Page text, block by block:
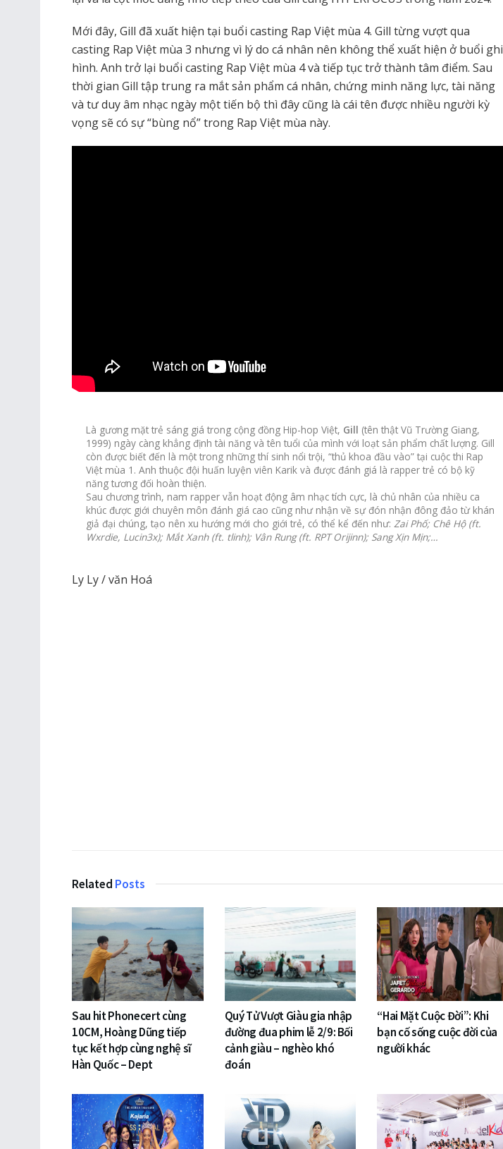
Mới đây, Gill đã xuất hiện tại buổi casting Rap Việt mùa 4. Gill từng vượt qua
casting Rap Việt mùa 3 nhưng vì lý do cá nhân nên không thể xuất hiện ở buổi ghi
hình. Anh trở lại buổi casting Rap Việt mùa 4 và tiếp tục trở thành tâm điểm. Sau
thời gian Gill tập trung ra mắt sản phẩm cá nhân, chứng minh năng lực, tài năng
và tư duy âm nhạc ngày một tiến bộ thì đây cũng là cái tên được nhiều người kỳ
vọng sẽ có sự “bùng nổ” trong Rap Việt mùa này.
Là gương mặt trẻ sáng giá trong cộng đồng Hip-hop Việt, Gill (tên thật Vũ Trường Giang,
1999) ngày càng khẳng định tài năng và tên tuổi của mình với loạt sản phẩm chất lượng. Gill
còn được biết đến là một trong những thí sinh nổi trội, “thủ khoa đầu vào” tại cuộc thi Rap
Việt mùa 1. Anh thuộc đội huấn luyện viên Karik và được đánh giá là rapper trẻ có bộ kỹ
năng tương đối hoàn thiện.
Sau chương trình, nam rapper vẫn hoạt động âm nhạc tích cực, là chủ nhân của nhiều ca
khúc được giới chuyên môn đánh giá cao cũng như nhận về sự đón nhận đông đảo từ khán
giả đại chúng, tạo nên xu hướng mới cho giới trẻ, có thể kể đến như: Zai Phố; Chê Hộ (ft.
Wxrdie, Lucin3x); Mắt Xanh (ft. tlinh); Vân Rung (ft. RPT Orijinn); Sang Xịn Mịn;…
Ly Ly / văn Hoá
Related Posts
Sau hit Phonecert cùng
10CM, Hoàng Dũng tiếp
tục kết hợp cùng nghệ sĩ
Hàn Quốc – Dept
Quý Tử Vượt Giàu gia nhập
đường đua phim lễ 2/9: Bối
cảnh giàu – nghèo khó
đoán
“Hai Mặt Cuộc Đời”: Khi
bạn cố sống cuộc đời của
người khác